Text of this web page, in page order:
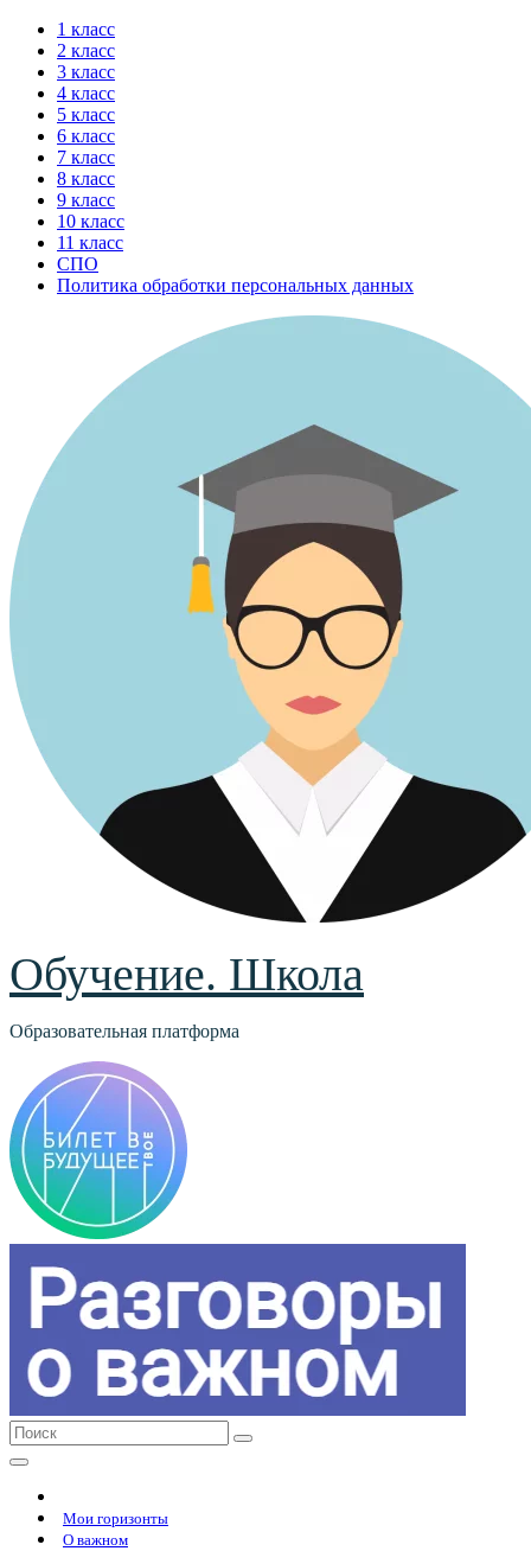
Перейти
содержимому
1 класс
2 класс
3 класс
4 класс
5 класс
6 класс
7 класс
8 класс
9 класс
10 класс
11 класс
СПО
Политика обработки персональных данных
Обучение. Школа
Образовательная платформа
Мои горизонты
О важном